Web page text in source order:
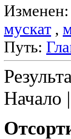
Изменен:
мускат ,
Путь:
Начало